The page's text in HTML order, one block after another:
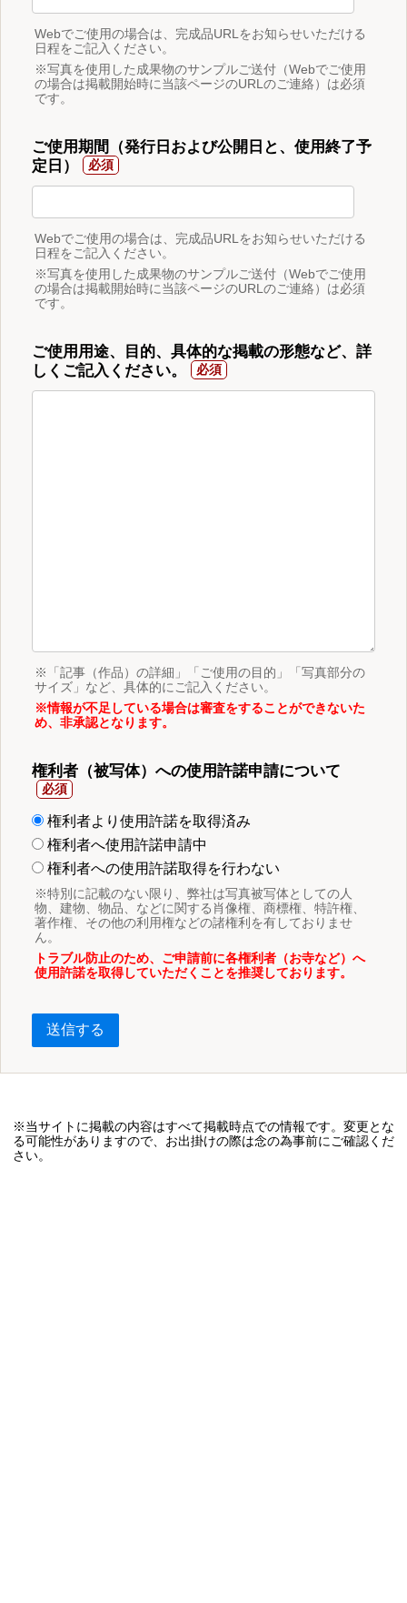
Webでご使用の場合は、完成品URLをお知らせいただける
日程をご記入ください。
※写真を使用した成果物のサンプルご送付（Webでご使用
の場合は掲載開始時に当該ページのURLのご連絡）は必須
です。
ご使用期間（発行日および公開日と、使用終了予
定日）
Webでご使用の場合は、完成品URLをお知らせいただける
日程をご記入ください。
※写真を使用した成果物のサンプルご送付（Webでご使用
の場合は掲載開始時に当該ページのURLのご連絡）は必須
です。
ご使用用途、目的、具体的な掲載の形態など、詳
しくご記入ください。
※「記事（作品）の詳細」「ご使用の目的」「写真部分の
サイズ」など、具体的にご記入ください。
※情報が不足している場合は審査をすることができないた
め、非承認となります。
権利者（被写体）への使用許諾申請について
権利者より使用許諾を取得済み
権利者へ使用許諾申請中
権利者への使用許諾取得を行わない
※特別に記載のない限り、弊社は写真被写体としての人
物、建物、物品、などに関する肖像権、商標権、特許権、
著作権、その他の利用権などの諸権利を有しておりませ
ん。
トラブル防止のため、ご申請前に各権利者（お寺など）へ
使用許諾を取得していただくことを推奨しております。
送信する
※当サイトに掲載の内容はすべて掲載時点での情報です。変更とな
る可能性がありますので、お出掛けの際は念の為事前にご確認くだ
さい。